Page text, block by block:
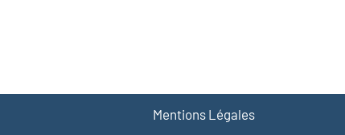
Mentions Légales